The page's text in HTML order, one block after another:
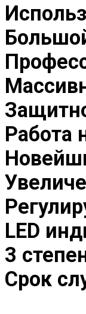
Работа
LED
3
Срок